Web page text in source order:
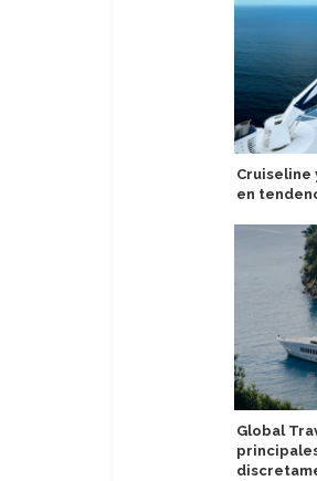
Cruiseline
en
Global